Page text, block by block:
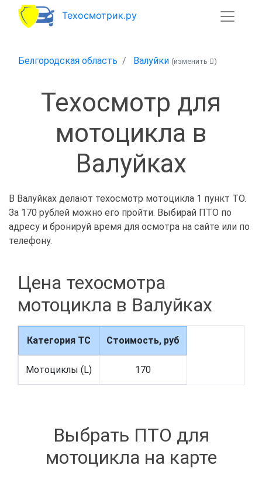
Техосмотрик.ру
Белгородская область Валуйки (изменить )
Техосмотр для
мотоцикла в
Валуйках
В Валуйках делают техосмотр мотоцикла 1 пункт ТО.
За 170 рублей можно его пройти. Выбирай ПТО по
адресу и бронируй время для осмотра на сайте или по
телефону.
Цена техосмотра
мотоцикла в Валуйках
Категория ТС Стоимость, руб
Мотоциклы (L) 170
Выбрать ПТО для
мотоцикла на карте